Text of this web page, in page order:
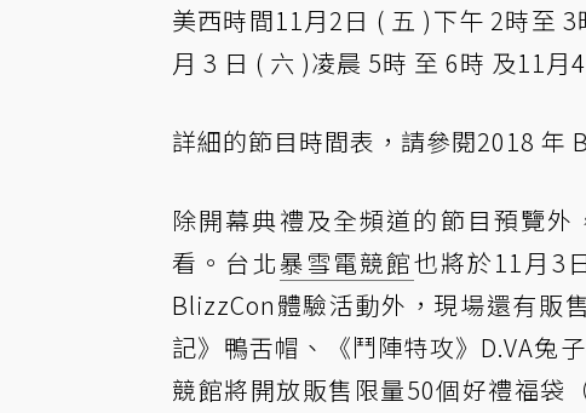
美西時間11月2日 ( 五 )下午 2時至
月 3 日 ( 六 )凌晨 5時 至 6時 及11月
詳細的節目時間表，請參閱2018 年
除開幕典禮及全頻道的節目預覽
看。台北暴雪電競館也將於11月3
BlizzCon體驗活動外，現場還有販
記》鴨舌帽、《鬥陣特攻》D.VA兔
競館將開放販售限量50個好禮福袋